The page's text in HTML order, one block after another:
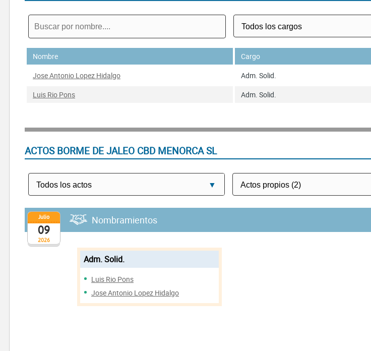
Nombre Cargo
Jose Antonio Lopez Hidalgo
Adm. Solid.
Luis Rio Pons
Adm. Solid.
ACTOS BORME DE JALEO CBD MENORCA SL
2026
Julio
09
Nombramientos
Adm. Solid.
Luis Rio Pons
Jose Antonio Lopez Hidalgo